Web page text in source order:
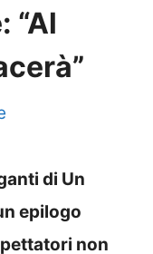
“Al
di Un
epilogo
non